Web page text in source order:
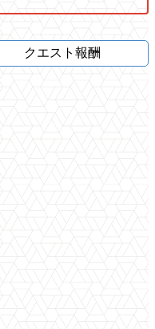
クエスト報酬